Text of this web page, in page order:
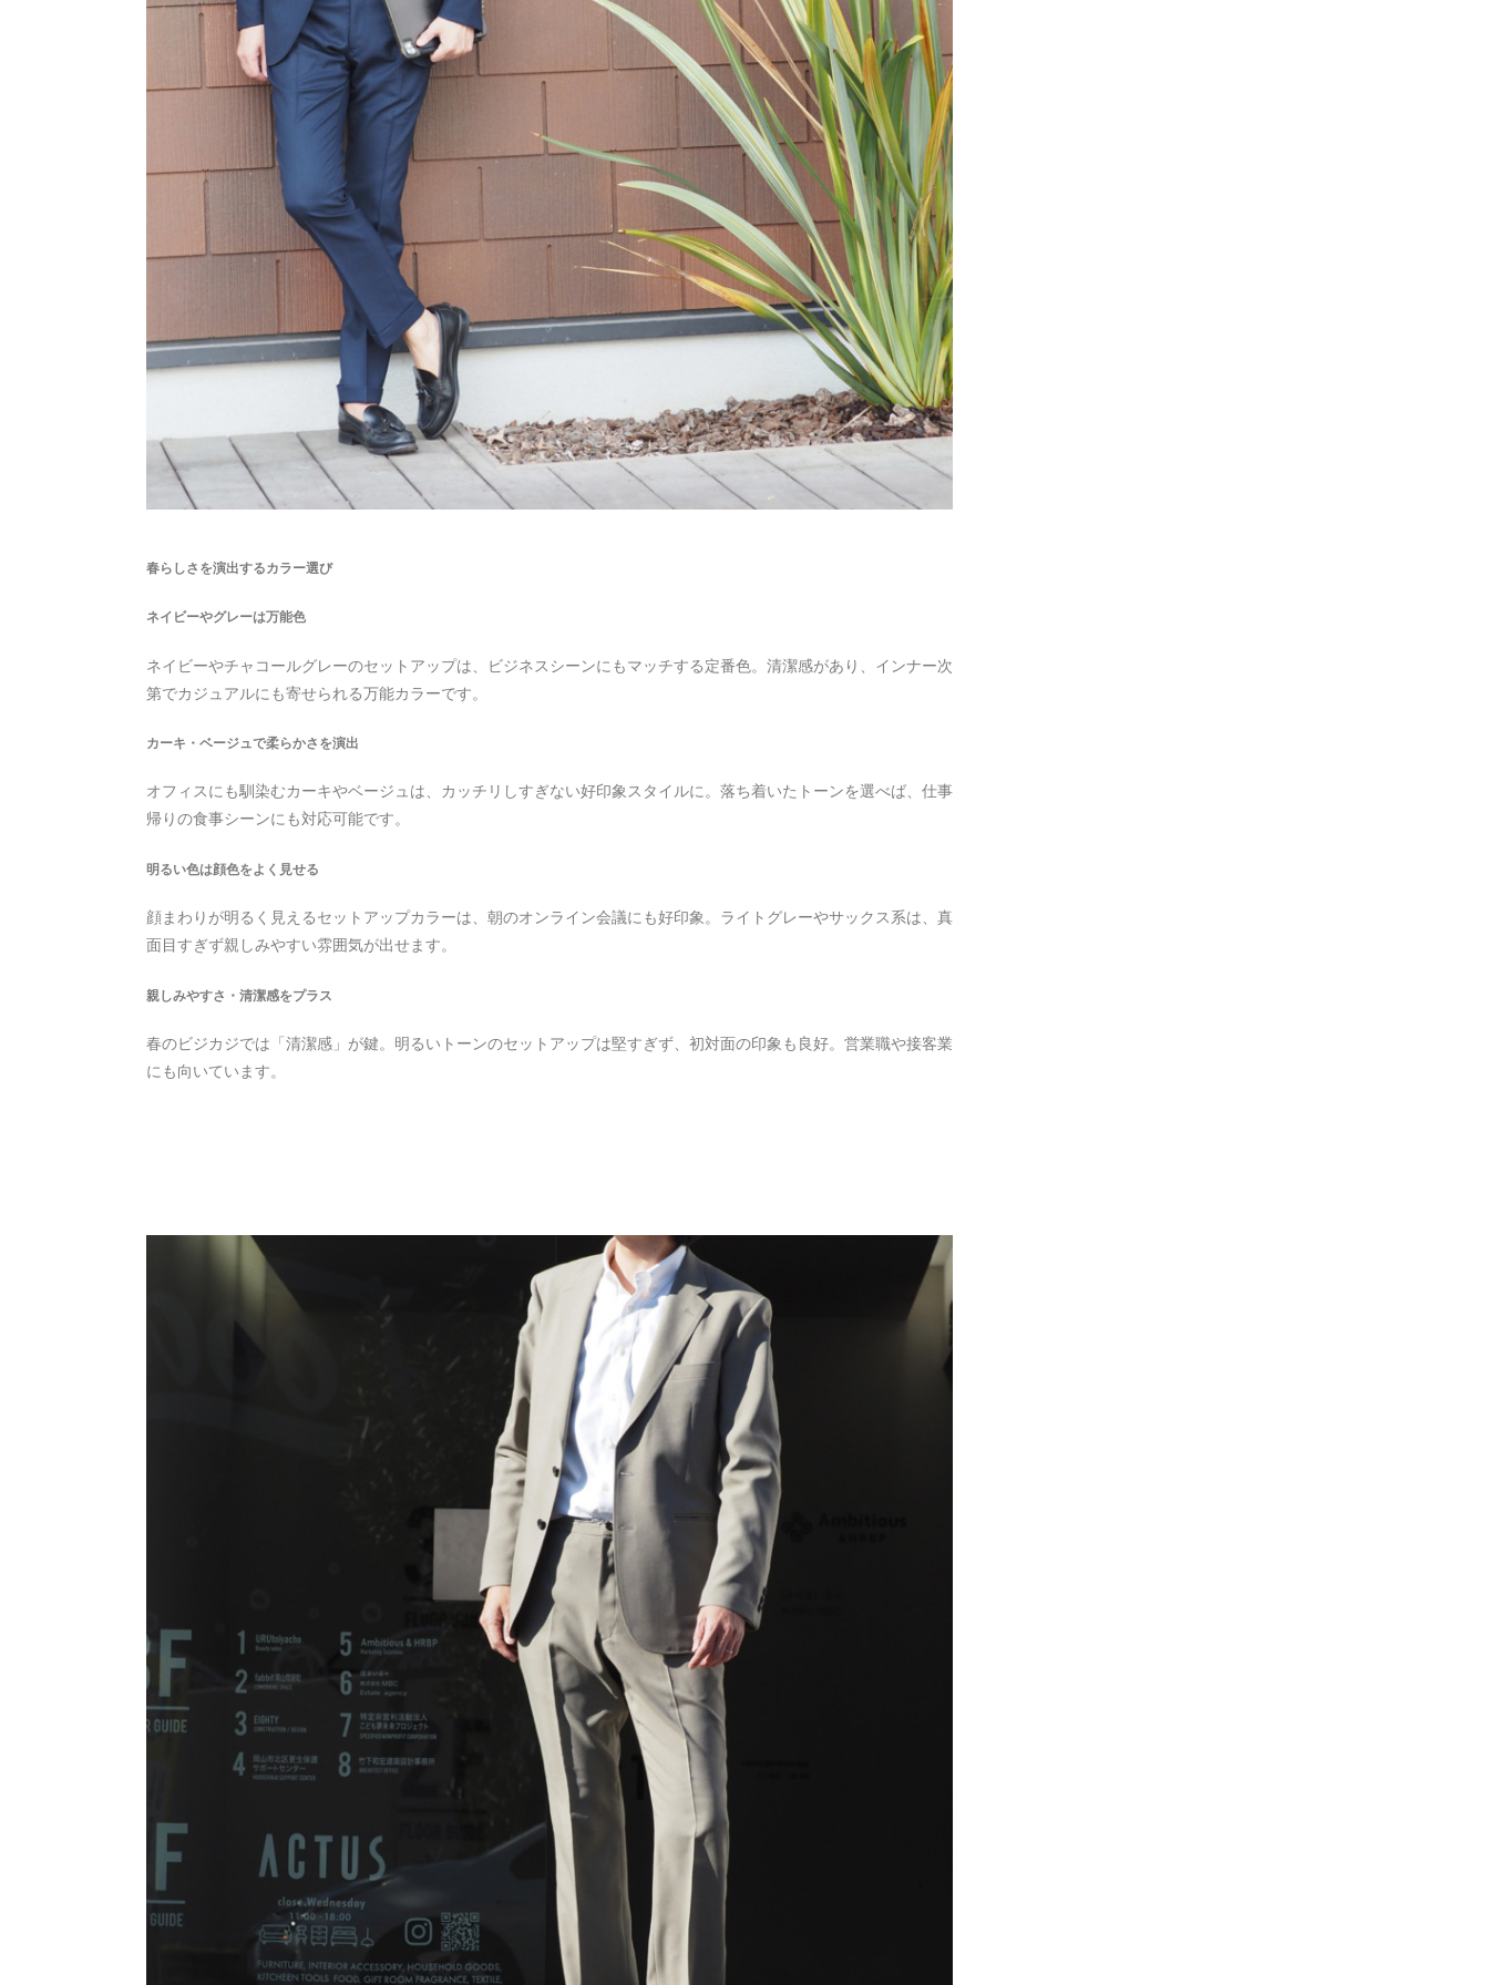
春らしさを演出するカラー選び
ネイビーやグレーは万能色
ネイビーやチャコールグレーのセットアップは、ビジネスシーンにもマッチする定番色。清潔感があり、インナー次
第でカジュアルにも寄せられる万能カラーです。
カーキ・ベージュで柔らかさを演出
オフィスにも馴染むカーキやベージュは、カッチリしすぎない好印象スタイルに。落ち着いたトーンを選べば、仕事
帰りの食事シーンにも対応可能です。
明るい色は顔色をよく見せる
顔まわりが明るく見えるセットアップカラーは、朝のオンライン会議にも好印象。ライトグレーやサックス系は、真
面目すぎず親しみやすい雰囲気が出せます。
親しみやすさ・清潔感をプラス
春のビジカジでは「清潔感」が鍵。明るいトーンのセットアップは堅すぎず、初対面の印象も良好。営業職や接客業
にも向いています。